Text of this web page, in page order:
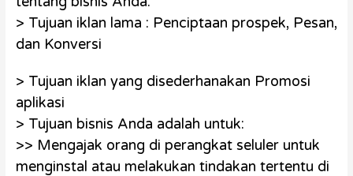
> Tujuan iklan lama : Penciptaan prospek, Pesan,
dan Konversi
> Tujuan iklan yang disederhanakan Promosi
aplikasi
> Tujuan bisnis Anda adalah untuk:
>> Mengajak orang di perangkat seluler untuk
menginstal atau melakukan tindakan tertentu di